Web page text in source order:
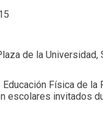
de la Universidad,
Física de la
escolares invitados